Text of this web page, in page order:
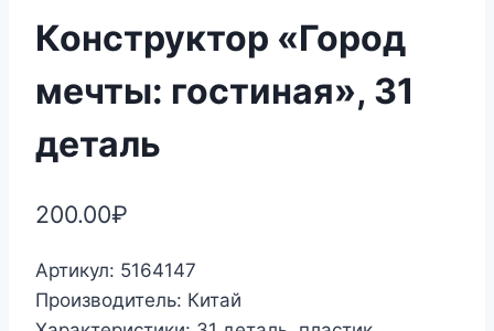
Конструктор «Город
мечты: гостиная», 31
деталь
200.00₽
Артикул: 5164147
Производитель: Китай